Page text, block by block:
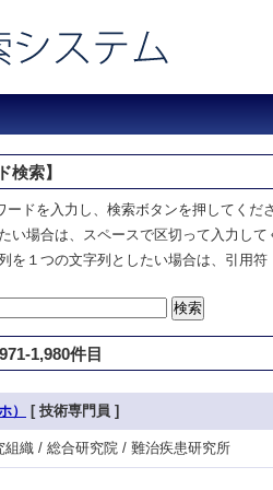
検索】
ドを入力し、検索ボタンを押してくだ
場合は、スペースで区切って入力して
１つの文字列としたい場合は、引用符
1,980件目
） [ 技術専門員 ]
織 / 総合研究院 / 難治疾患研究所